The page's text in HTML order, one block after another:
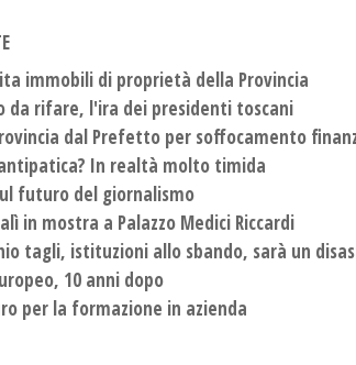
immobili di proprietà della Provincia
da rifare, l'ira dei presidenti toscani
dal Prefetto per soffocamento
In realtà molto timida
futuro del giornalismo
in mostra a Palazzo Medici Riccardi
tagli, istituzioni allo sbando, sarà un
10 anni dopo
per la formazione in azienda